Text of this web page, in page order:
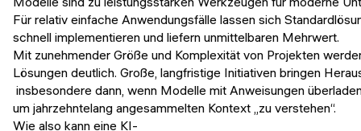
Für relativ einfache Anwendungsfälle lassen sich
schnell implementieren und liefern unmittelbaren Mehrwert.
Mit zunehmender Größe und Komplexität von Projekten
Lösungen deutlich. Große, langfristige Initiativen bringen
insbesondere dann, wenn Modelle mit Anweisungen
um jahrzehntelang angesammelten Kontext „zu verstehen“.
Wie also kann eine KI-